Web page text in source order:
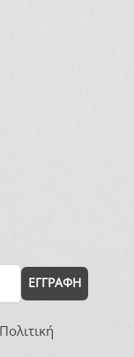
ΕΓΓΡΑΦΗ
Πολιτική